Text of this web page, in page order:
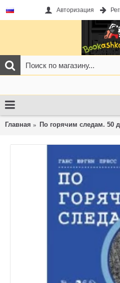
Авторизация
Главная По горячим следам. 50